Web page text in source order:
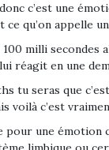
c’est une
ce qu’on appelle
milli secondes
réagit en une
tu seras que
voilà c’est
une émotion